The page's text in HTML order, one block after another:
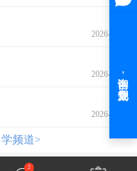
2026-08-06
2026-08-06
2026-08-06
频道>
2